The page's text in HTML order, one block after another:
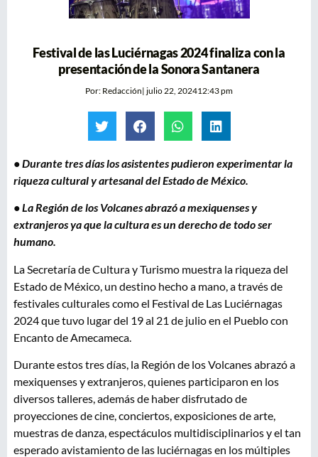
Festival de las Luciérnagas 2024 finaliza con la
presentación de la Sonora Santanera
Por: Redacción| julio 22, 202412:43 pm
• Durante tres días los asistentes pudieron experimentar la
riqueza cultural y artesanal del Estado de México.
• La Región de los Volcanes abrazó a mexiquenses y
extranjeros ya que la cultura es un derecho de todo ser
humano.
La Secretaría de Cultura y Turismo muestra la riqueza del
Estado de México, un destino hecho a mano, a través de
festivales culturales como el Festival de Las Luciérnagas
2024 que tuvo lugar del 19 al 21 de julio en el Pueblo con
Encanto de Amecameca.
Durante estos tres días, la Región de los Volcanes abrazó a
mexiquenses y extranjeros, quienes participaron en los
diversos talleres, además de haber disfrutado de
proyecciones de cine, conciertos, exposiciones de arte,
muestras de danza, espectáculos multidisciplinarios y el tan
esperado avistamiento de las luciérnagas en los múltiples